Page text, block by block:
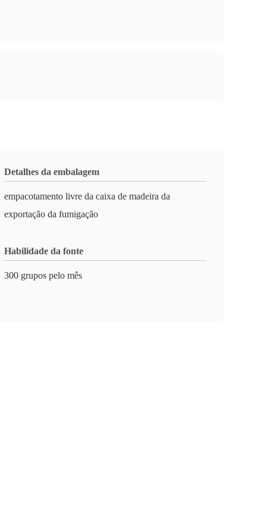
Detalhes da embalagem
empacotamento livre da caixa de madeira da
exportação da fumigação
Habilidade da fonte
300 grupos pelo mês